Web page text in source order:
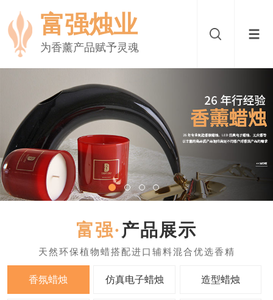
富强烛业
为香薰产品赋予灵魂
产品展示